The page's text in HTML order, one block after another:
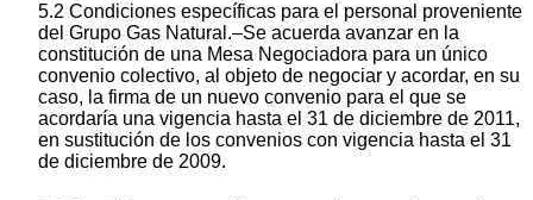
5.2 Condiciones específicas para el personal proveniente
del Grupo Gas Natural.–Se acuerda avanzar en la
constitución de una Mesa Negociadora para un único
convenio colectivo, al objeto de negociar y acordar, en su
caso, la firma de un nuevo convenio para el que se
acordaría una vigencia hasta el 31 de diciembre de 2011,
en sustitución de los convenios con vigencia hasta el 31
de diciembre de 2009.